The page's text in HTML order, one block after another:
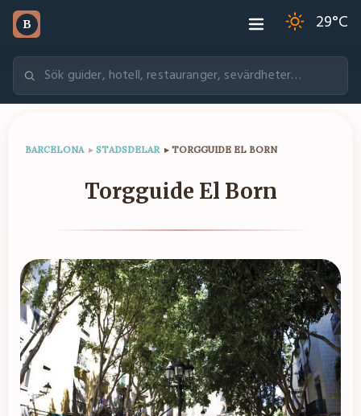
B 29°C
BARCELONA ▸ STADSDELAR ▸ TORGGUIDE EL BORN
Torgguide El Born